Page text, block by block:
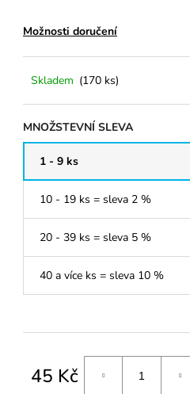
Možnosti doručení
Skladem (170 ks)
MNOŽSTEVNÍ SLEVA
1 - 9 ks
10 - 19 ks = sleva 2 %
20 - 39 ks = sleva 5 %
40 a více ks = sleva 10 %
45 Kč